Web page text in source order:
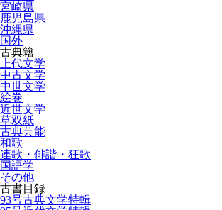
宮崎県
鹿児島県
沖縄県
国外
古典籍
上代文学
中古文学
中世文学
絵巻
近世文学
草双紙
古典芸能
和歌
連歌・俳諧・狂歌
国語学
その他
古書目録
93号古典文学特輯